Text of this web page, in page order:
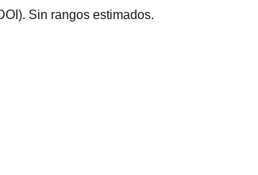
Sin rangos estimados.